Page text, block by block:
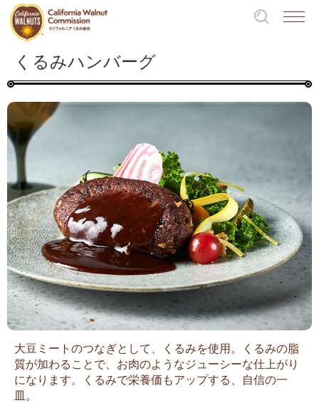
くるみハンバーグ
大豆ミートのつなぎとして、くるみを使用。くるみの脂
質が加わることで、お肉のようなジューシーな仕上がり
になります。くるみで栄養価もアップする、自信の一
皿。